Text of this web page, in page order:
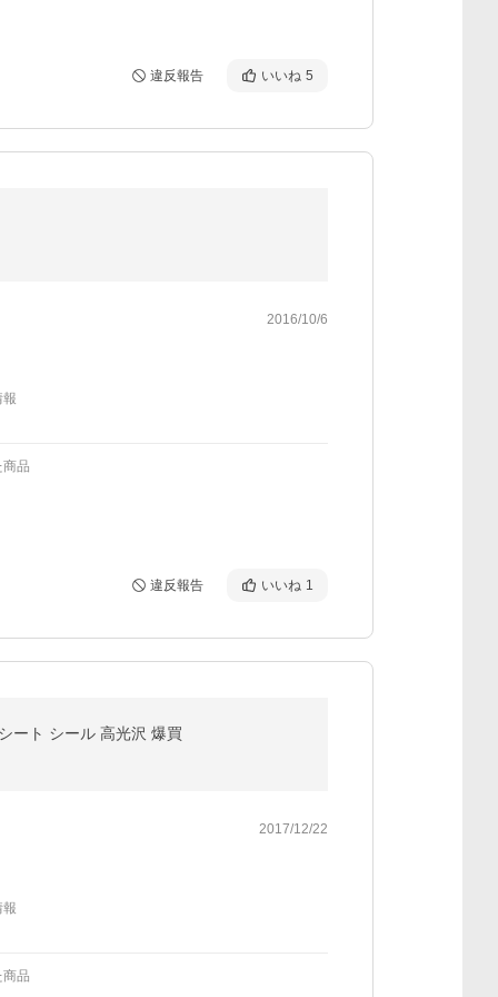
違反報告 いいね 5
2016/10/6
報
品
違反報告 いいね 1
ート シール 高光沢 爆買
2017/12/22
報
品